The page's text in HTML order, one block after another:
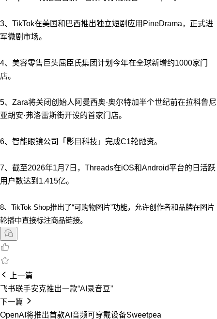
3、TikTok在美国和巴西推出独立短剧应用PineDrama，正式进
军微剧市场。
4、美容零售巨头屈臣氏集团计划今年在全球新增约1000家门
店。
5、Zara将关闭创始人阿曼西奥·奥尔特加半个世纪前在拉科鲁尼
亚胡安·弗洛雷斯街开设的首家门店。
6、智能眼镜公司「影目科技」完成C1轮融资。
7、截至2026年1月7日，Threads在iOS和Android平台的日活跃
用户数达到1.415亿。
8、TikTok Shop推出了“可购物图片”功能，允许创作者和品牌在图片
轮播中直接标注商品链接。
上一篇
飞书联手安克推出一款“AI录音豆”
下一篇
OpenAI将推出首款AI音频可穿戴设备Sweetpea